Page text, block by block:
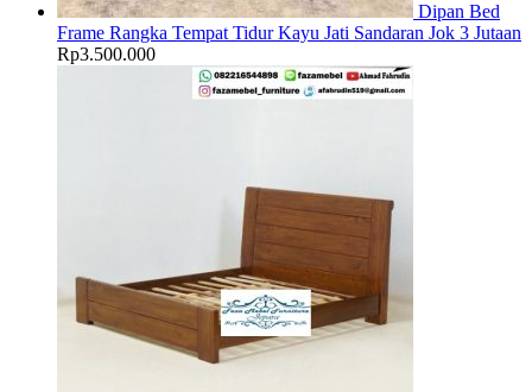
Dipan Bed
Frame Rangka Tempat Tidur Kayu Jati Sandaran Jok 3 Jutaan
Rp3.500.000